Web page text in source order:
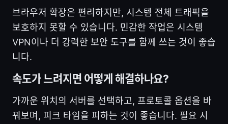
브라우저 확장은 편리하지만, 시스템 전체 트래픽을
보호하지 못할 수 있습니다. 민감한 작업은 시스템
VPN이나 더 강력한 보안 도구를 함께 쓰는 것이 좋습
니다.
속도가 느려지면 어떻게 해결하나요?
가까운 위치의 서버를 선택하고, 프로토콜 옵션을 바
꿔보며, 피크 타임을 피하는 것이 좋습니다. 필요 시